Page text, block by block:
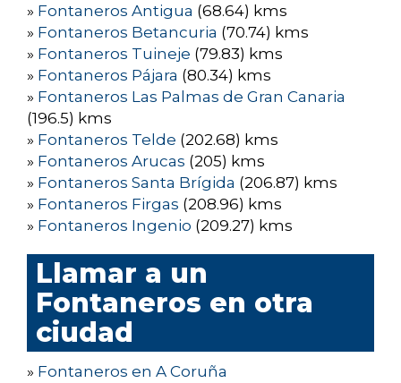
» Fontaneros Antigua (68.64) kms
» Fontaneros Betancuria (70.74) kms
» Fontaneros Tuineje (79.83) kms
» Fontaneros Pájara (80.34) kms
» Fontaneros Las Palmas de Gran Canaria
(196.5) kms
» Fontaneros Telde (202.68) kms
» Fontaneros Arucas (205) kms
» Fontaneros Santa Brígida (206.87) kms
» Fontaneros Firgas (208.96) kms
» Fontaneros Ingenio (209.27) kms
Llamar a un
Fontaneros en otra
ciudad
» Fontaneros en A Coruña